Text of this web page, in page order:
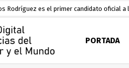
Rodríguez es el primer candidato oficial a
Palacios junto a su esposa lució el lazo
Pereira oficializa su candidatura a la
habilitará 4.492 recintos electorales para
PORTADA